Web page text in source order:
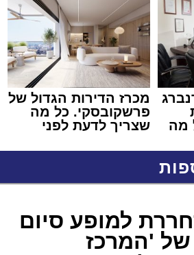
מה
מכרז הדירות הגדול של
פרשקובסקי. כל מה
שצריך לדעת לפני
באשדוד
למופע סיום
של 'המרכז